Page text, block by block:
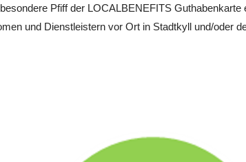
Pfiff der LOCALBENEFITS
und Dienstleistern vor Ort in Stadtkyll und/oder